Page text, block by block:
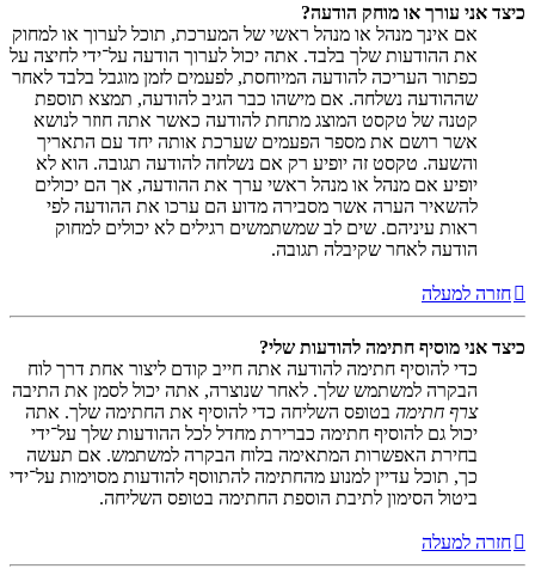
כיצד אני עורך או מוחק הודעה?
אם אינך מנהל או מנהל ראשי של המערכת, תוכל לערוך או למחוק
את ההודעות שלך בלבד. אתה יכול לערוך הודעה על־ידי לחיצה על
כפתור העריכה להודעה המיוחסת, לפעמים לזמן מוגבל בלבד לאחר
שההודעה נשלחה. אם מישהו כבר הגיב להודעה, תמצא תוספת
קטנה של טקסט המוצג מתחת להודעה כאשר אתה חוזר לנושא
אשר רושם את מספר הפעמים שערכת אותה יחד עם התאריך
והשעה. טקסט זה יופיע רק אם נשלחה להודעה תגובה. הוא לא
יופיע אם מנהל או מנהל ראשי ערך את ההודעה, אך הם יכולים
להשאיר הערה אשר מסבירה מדוע הם ערכו את ההודעה לפי
ראות עיניהם. שים לב שמשתמשים רגילים לא יכולים למחוק
הודעה לאחר שקיבלה תגובה.
חזרה למעלה
כיצד אני מוסיף חתימה להודעות שלי?
כדי להוסיף חתימה להודעה אתה חייב קודם ליצור אחת דרך לוח
הבקרה למשתמש שלך. לאחר שנוצרה, אתה יכול לסמן את התיבה
צרף חתימה בטופס השליחה כדי להוסיף את החתימה שלך. אתה
יכול גם להוסיף חתימה כברירת מחדל לכל ההודעות שלך על־ידי
בחירת האפשרות המתאימה בלוח הבקרה למשתמש. אם תעשה
כך, תוכל עדיין למנוע מהחתימה להתווסף להודעות מסוימות על־ידי
ביטול הסימון לתיבת הוספת החתימה בטופס השליחה.
חזרה למעלה